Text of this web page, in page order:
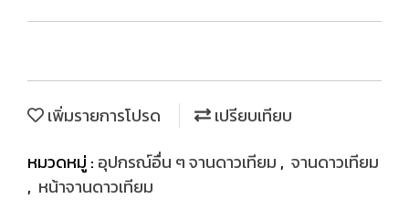
เพิ่มรายการโปรด
เปรียบเทียบ
หมวดหมู่ : อุปกรณ์อื่น ๆ จานดาวเทียม , จานดาวเทียม
, หน้าจานดาวเทียม